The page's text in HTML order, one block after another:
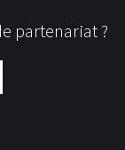
partenariat ?